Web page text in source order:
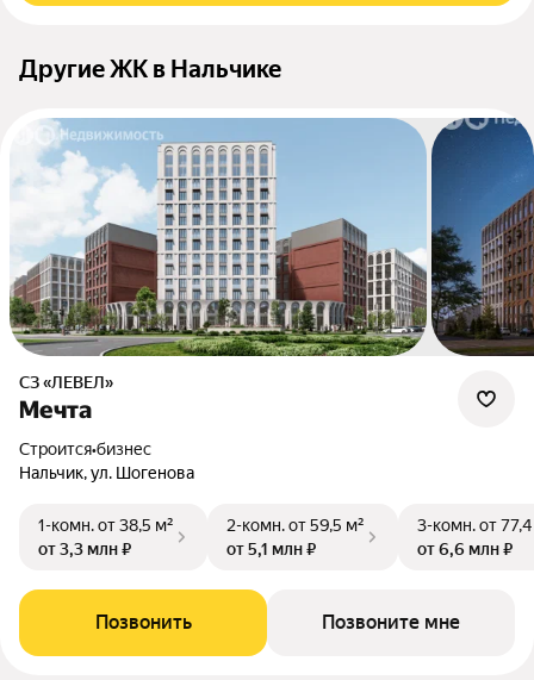
Другие ЖК в Нальчике
СЗ «ЛЕВЕЛ»
Мечта
Строится•бизнес
Нальчик, ул. Шогенова
1-комн.от 38,5 м²
от 3,3 млн ₽
2-комн.от 59,5 м²
от 5,1 млн ₽
3-комн.от
от 6,6 млн ₽
Позвонить Позвоните мне